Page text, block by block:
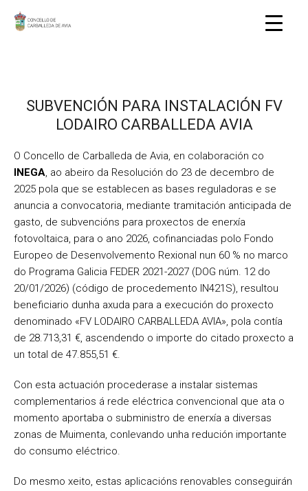
SUBVENCIÓN PARA INSTALACIÓN FV
LODAIRO CARBALLEDA AVIA
O Concello de Carballeda de Avia, en colaboración co
INEGA, ao abeiro da Resolución do 23 de decembro de
2025 pola que se establecen as bases reguladoras e se
anuncia a convocatoria, mediante tramitación anticipada de
gasto, de subvencións para proxectos de enerxía
fotovoltaica, para o ano 2026, cofinanciadas polo Fondo
Europeo de Desenvolvemento Rexional nun 60 % no marco
do Programa Galicia FEDER 2021-2027 (DOG núm. 12 do
20/01/2026) (código de procedemento IN421S), resultou
beneficiario dunha axuda para a execución do proxecto
denominado «FV LODAIRO CARBALLEDA AVIA», pola contía
de 28.713,31 €, ascendendo o importe do citado proxecto a
un total de 47.855,51 €.
Con esta actuación procederase a instalar sistemas
complementarios á rede eléctrica convencional que ata o
momento aportaba o subministro de enerxía a diversas
zonas de Muimenta, conlevando unha redución importante
do consumo eléctrico.
Do mesmo xeito, estas aplicacións renovables conseguirán